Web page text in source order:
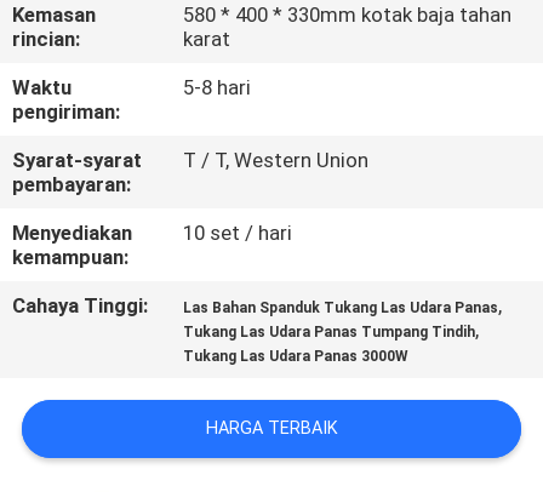
HUBUNGI
KAMI
BLOG
PERMINTAAN
PENAWARAN
PRIVACY
Kemasan
rincian:
580 * 400 * 330mm kotak baja tahan
karat
Waktu
pengiriman:
5-8 hari
Syarat-syarat
pembayaran:
T / T, Western Union
Menyediakan
kemampuan:
10 set / hari
Cahaya Tinggi: Las Bahan Spanduk Tukang Las Udara Panas,
Tukang Las Udara Panas Tumpang Tindih,
Tukang Las Udara Panas 3000W
HARGA TERBAIK